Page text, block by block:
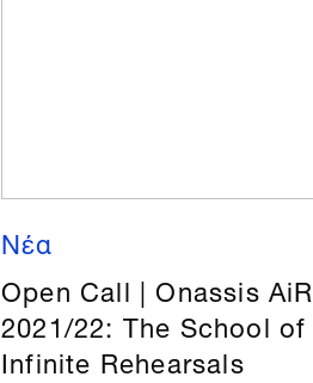
Νέα
Open Call | Onassis AiR
2021/22: The School of
Infinite Rehearsals